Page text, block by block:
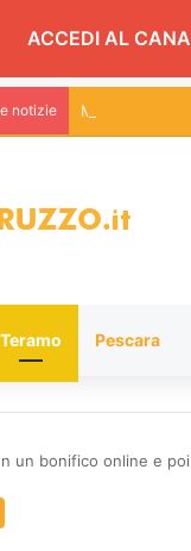
ACCEDI AL
notizie Martinsicuro,
Teramo Pescara
un bonifico online e